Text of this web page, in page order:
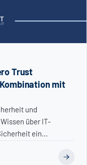
Trust
mit
und
über IT-
ein...